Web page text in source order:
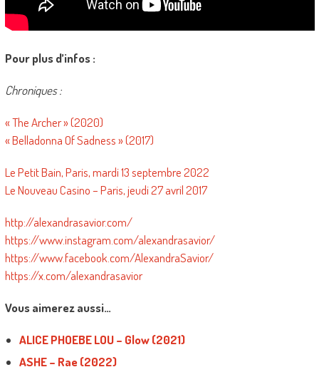
Pour plus d’infos :
Chroniques :
« The Archer » (2020)
« Belladonna Of Sadness » (2017)
Le Petit Bain, Paris, mardi 13 septembre 2022
Le Nouveau Casino – Paris, jeudi 27 avril 2017
http://alexandrasavior.com/
https://www.instagram.com/alexandrasavior/
https://www.facebook.com/AlexandraSavior/
https://x.com/alexandrasavior
Vous aimerez aussi…
ALICE PHOEBE LOU – Glow (2021)
ASHE – Rae (2022)